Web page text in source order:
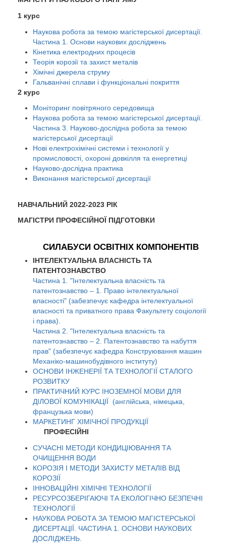
1 курс
Наукова робота за темою магістерської дисертації.
Частина 1. Основи наукових досліджень
Кінетика електродних процесів
Теорія корозії та захист металів
Хімічні джерела струму
Гальванічні сплави і функціональні покриття
2 курс
Моніторинг повітряного середовища
Наукова робота за темою магістерської дисертації.
Частина 3. Науково-дослідна робота за темою
магістерської дисертації
Нові електрохімічні системи і технології у
промисловості, охороні довкілля та енергетиці
Науково-дослідна практика
Виконання магістерської дисертації
НАВЧАЛЬНИЙ 2022-2023 РІК
МАГІСТРИ ПРОФЕСІЙНОЇ ПІДГОТОВКИ
СИЛАБУСИ ОСВІТНІХ КОМПОНЕНТІВ
ІНТЕЛЕКТУАЛЬНА ВЛАСНІСТЬ ТА
ПАТЕНТОЗНАВСТВО
Частина 1. "Інтелектуальна власність та
патентознавство – 1. Право інтелектуальної
власності" (забезпечує кафедра інтелектуальної
власності та приватного права Факультету соціології
і права).
Частина 2. "Інтелектуальна власність та
патентознавство – 2. Патентознавство та набуття
прав" (забезпечує кафедра Конструювання машин
Механіко-машинобудівного інституту)
ОСНОВИ ІНЖЕНЕРІЇ ТА ТЕХНОЛОГІЇ СТАЛОГО
РОЗВИТКУ
ПРАКТИЧНИЙ КУРС ІНОЗЕМНОЇ МОВИ ДЛЯ
ДІЛОВОЇ КОМУНІКАЦІЇ (англійська, німецька,
французька мови)
МАРКЕТИНГ ХІМІЧНОЇ ПРОДУКЦІЇ
ПРОФЕСІЙНІ
СУЧАСНІ МЕТОДИ КОНДИЦІЮВАННЯ ТА
ОЧИЩЕННЯ ВОДИ
КОРОЗІЯ І МЕТОДИ ЗАХИСТУ МЕТАЛІВ ВІД
КОРОЗІЇ
ІННОВАЦІЙНІ ХІМІЧНІ ТЕХНОЛОГІЇ
РЕСУРСОЗБЕРІГАЮЧІ ТА ЕКОЛОГІЧНО БЕЗПЕЧНІ
ТЕХНОЛОГІЇ
НАУКОВА РОБОТА ЗА ТЕМОЮ МАГІСТЕРСЬКОЇ
ДИСЕРТАЦІЇ. ЧАСТИНА 1. ОСНОВИ НАУКОВИХ
ДОСЛІДЖЕНЬ.